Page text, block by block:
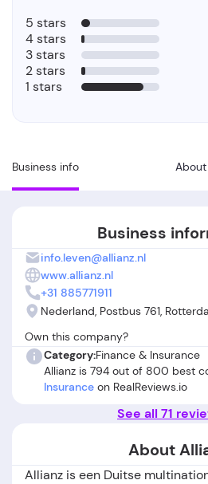
Business info About
5 stars
4 stars
3 stars
2 stars
1 stars
Business
info.leven@allianz.nl
www.allianz.nl
+31 885771911
Nederland, Postbus 761,
Own this company?
Category:Finance & Insurance
Allianz is 794 out of 800 best
Insurance on RealReviews.io
See all 71
About
Allianz is een Duitse